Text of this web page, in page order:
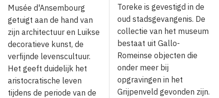
Musée d'Ansembourg
getuigt aan de hand van
zijn architectuur en Luikse
decoratieve kunst, de
verfijnde levenscultuur.
Het geeft duidelijk het
aristocratische leven
tijdens de periode van de
Toreke is gevestigd in de
oud stadsgevangenis. De
collectie van het museum
bestaat uit Gallo-
Romeinse objecten die
onder meer bij
opgravingen in het
Grijpenveld gevonden zijn.